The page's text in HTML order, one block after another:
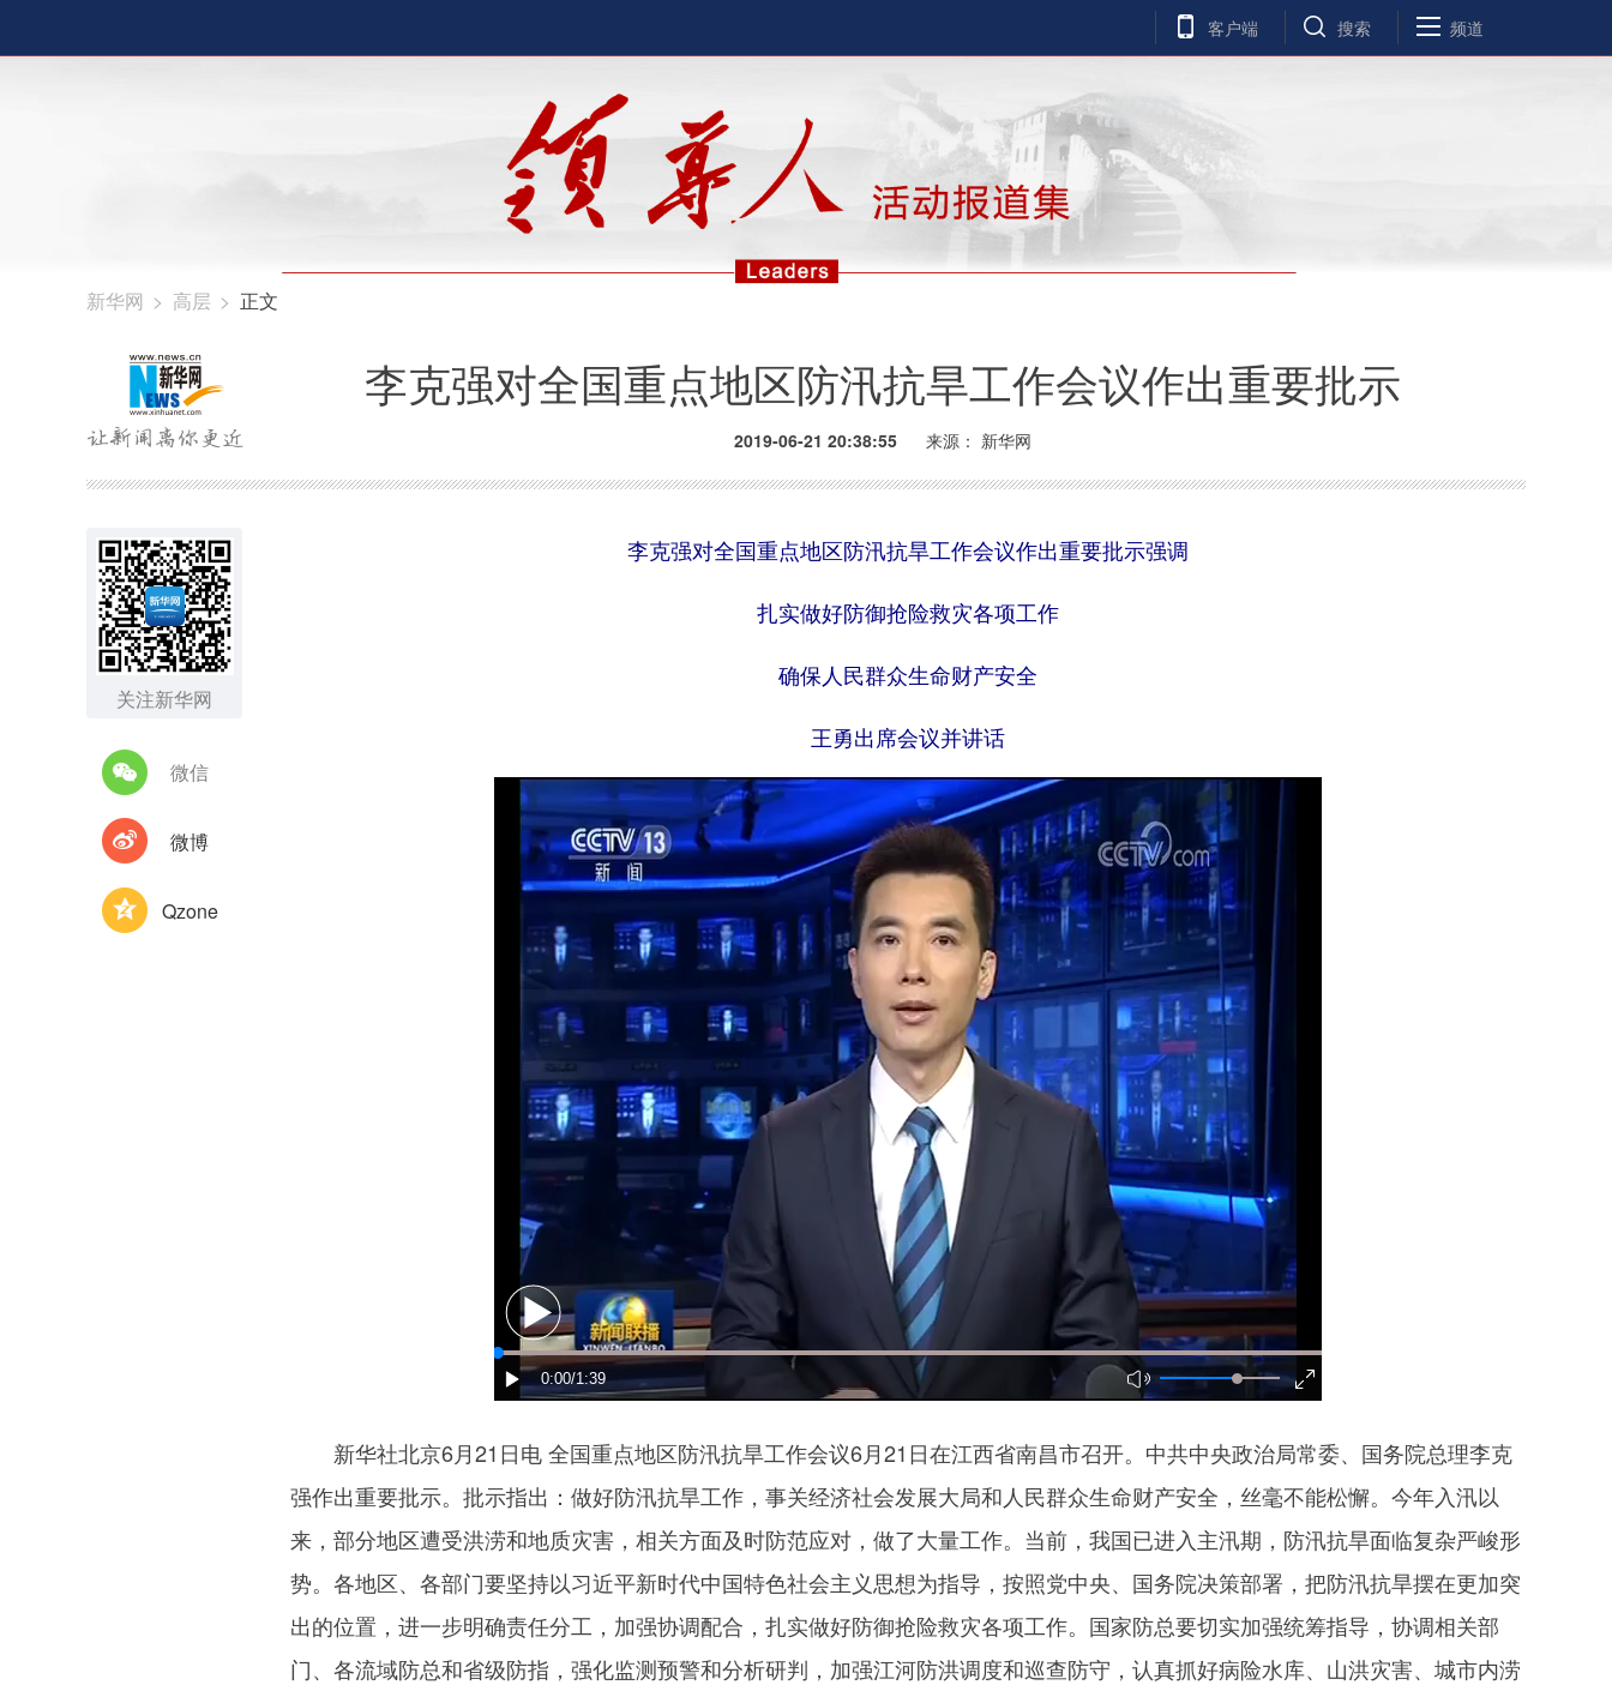
客户端 搜索 频道
新华网 > 高层 > 正文
李克强对全国重点地区防汛抗旱工作会议作出重要批示
2019-06-21 20:38:55 来源： 新华网
关注新华网
微信
微博
Qzone
李克强对全国重点地区防汛抗旱工作会议作出重要批示强调
扎实做好防御抢险救灾各项工作
确保人民群众生命财产安全
王勇出席会议并讲话
新华社北京6月21日电 全国重点地区防汛抗旱工作会议6月21日在江西省南昌市召开。中共中央政治局常委、国务院总理李克
强作出重要批示。批示指出：做好防汛抗旱工作，事关经济社会发展大局和人民群众生命财产安全，丝毫不能松懈。今年入汛以
来，部分地区遭受洪涝和地质灾害，相关方面及时防范应对，做了大量工作。当前，我国已进入主汛期，防汛抗旱面临复杂严峻形
势。各地区、各部门要坚持以习近平新时代中国特色社会主义思想为指导，按照党中央、国务院决策部署，把防汛抗旱摆在更加突
出的位置，进一步明确责任分工，加强协调配合，扎实做好防御抢险救灾各项工作。国家防总要切实加强统筹指导，协调相关部
门、各流域防总和省级防指，强化监测预警和分析研判，加强江河防洪调度和巡查防守，认真抓好病险水库、山洪灾害、城市内涝